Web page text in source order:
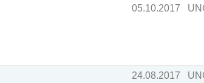
05.10.2017
24.08.2017